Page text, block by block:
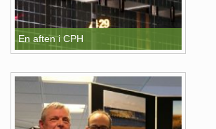
En aften i CPH